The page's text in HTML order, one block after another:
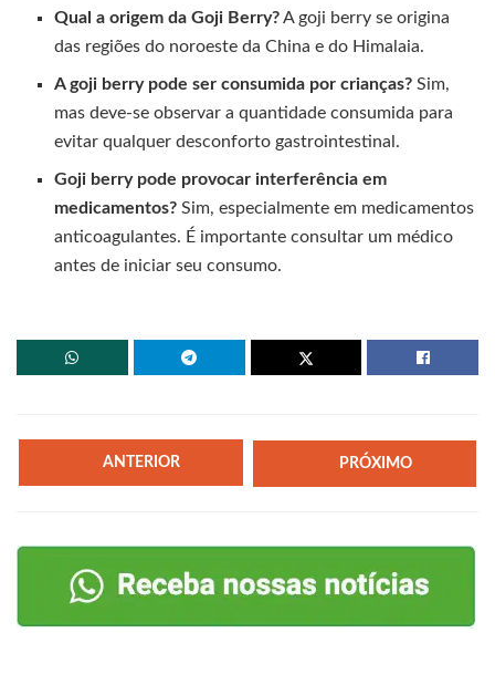
Qual a origem da Goji Berry?A goji berry se origina
das regiões do noroeste da China e do Himalaia.
A goji berry pode ser consumida por crianças? Sim,
mas deve-se observar a quantidade consumida para
evitar qualquer desconforto gastrointestinal.
Goji berry pode provocar interferência em
medicamentos? Sim, especialmente em medicamentos
anticoagulantes. É importante consultar um médico
antes de iniciar seu consumo.
ANTERIOR PRÓXIMO